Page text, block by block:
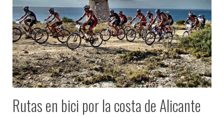
OPINIONES
BLOG
APARTAMENTOS
Rutas en bici por la costa de Alicante